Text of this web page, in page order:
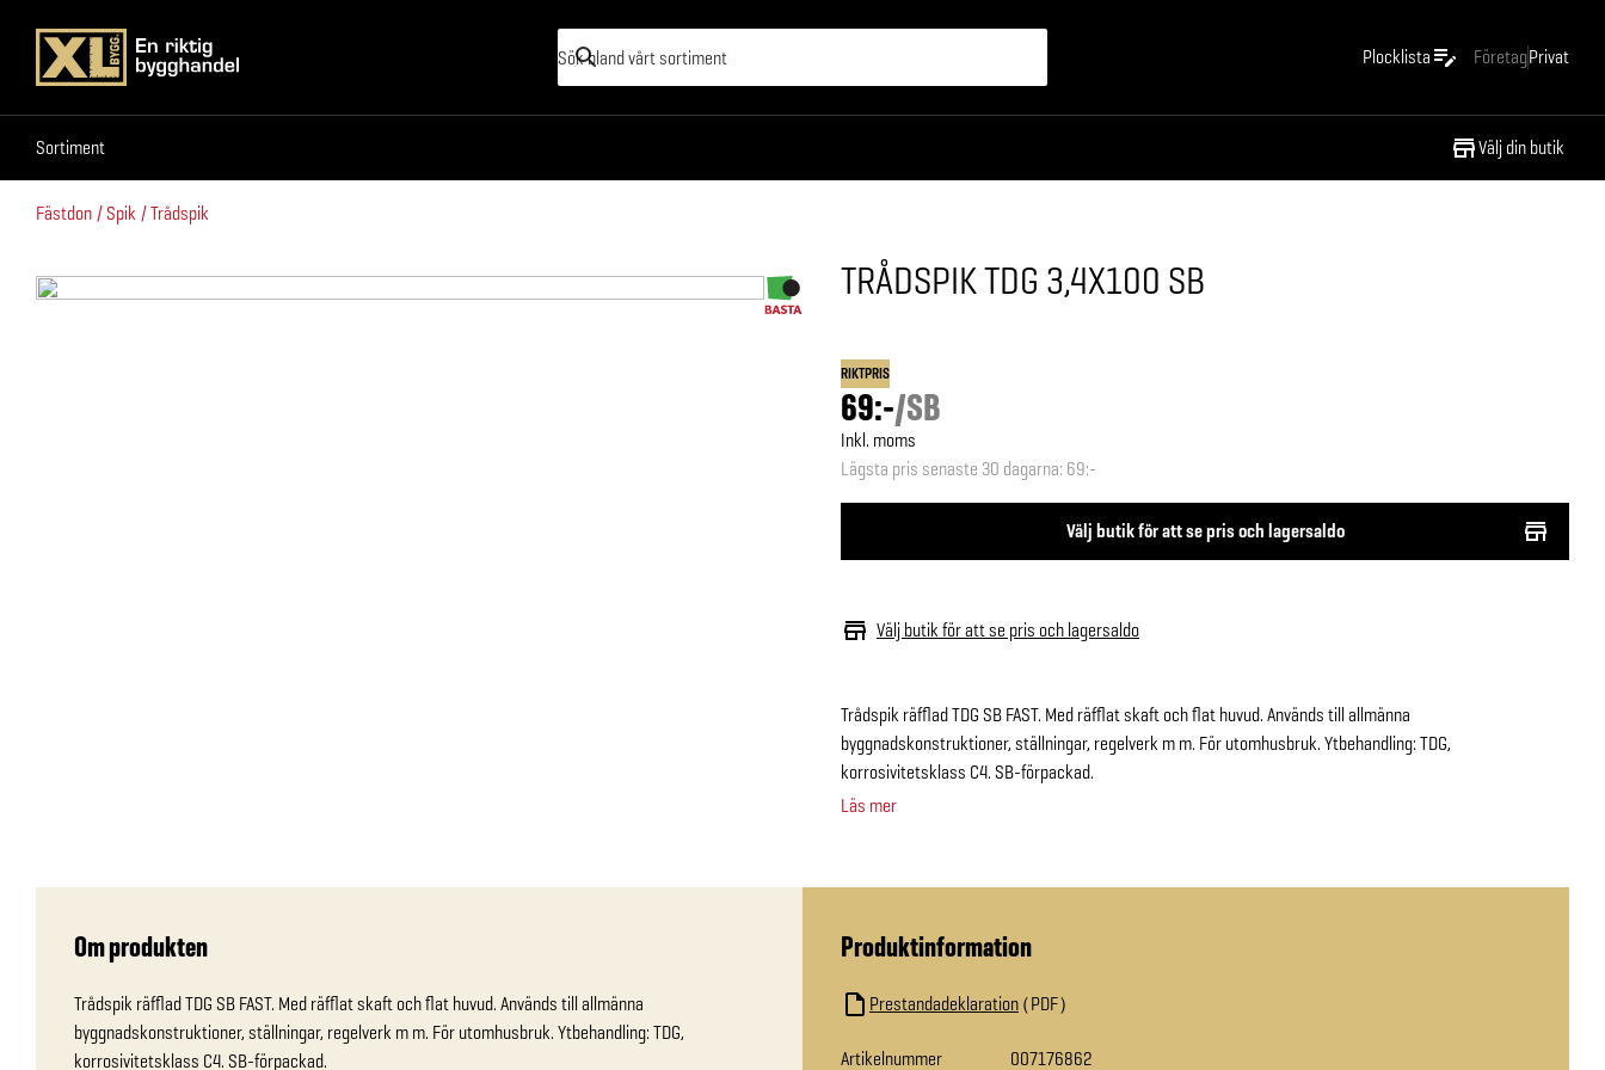
Plocklista FöretagPrivat
Sortiment Välj din butik
Sortiment
Fästdon Spik Trådspik
TRÅDSPIK TDG 3,4X100 SB
RIKTPRIS
69:-/SB
Inkl. moms
Lägsta pris senaste 30 dagarna: 69:-
Välj butik för att se pris och lagersaldo
Välj butik för att se pris och lagersaldo
Trådspik räfflad TDG SB FAST. Med räfflat skaft och flat huvud. Används till allmänna
byggnadskonstruktioner, ställningar, regelverk m m. För utomhusbruk. Ytbehandling: TDG,
korrosivitetsklass C4. SB-förpackad.
Läs mer
Om produkten
Trådspik räfflad TDG SB FAST. Med räfflat skaft och flat huvud. Används till allmänna
byggnadskonstruktioner, ställningar, regelverk m m. För utomhusbruk. Ytbehandling: TDG,
korrosivitetsklass C4. SB-förpackad.
Produktinformation
Prestandadeklaration PDF
Artikelnummer 007176862